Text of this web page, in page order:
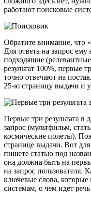
работают поисковые
Обратите внимание, что
Для ответа на запрос
подходящие
результат 100%, первые
точно отвечают на
25-ю страницу выдачи и
Первые три результата в
запрос (мультфильм,
космические полеты).
странице выдачи. Вот
пишете статью под
она должна быть на
на запрос
ключевые слова,
системам, о чем идет речь